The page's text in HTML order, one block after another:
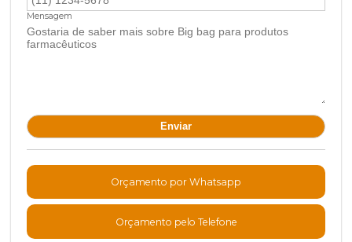
Mensagem
Orçamento por Whatsapp
Orçamento pelo Telefone